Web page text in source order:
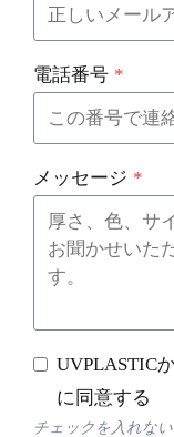
電話番号 *
メッセージ *
UVPLASTIC
に同意する
チェックを入れな